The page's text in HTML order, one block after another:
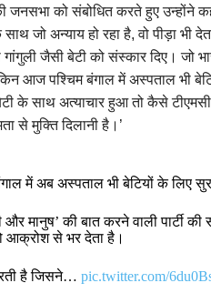
जनसभा को संबोधित करते हुए उन्होंने
साथ जो अन्याय हो रहा है, वो पीड़ा
गांगुली जैसी बेटी को संस्कार दिए। जो
आज पश्चिम बंगाल में अस्पताल भी
के साथ अत्याचार हुआ तो कैसे
से मुक्ति दिलानी है।’
में अब अस्पताल भी बेटियों के लिए
और मानुष’ की बात करने वाली पार्टी
आक्रोश से भर देता है।
है जिसने… pic.twitter.com/